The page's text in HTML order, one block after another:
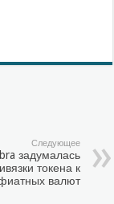
Следующее
задумалась
токена к
валют